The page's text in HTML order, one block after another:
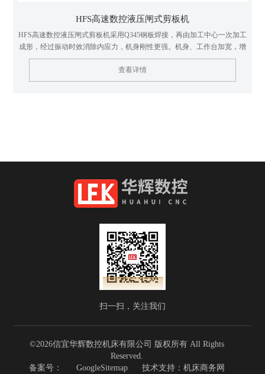
HFS高速数控液压闸式剪板机
HFS高速数控液压闸式剪板机采⽤Q345钢板焊接，再由加⼯中⼼⼀次加⼯
成形，经过振动时效消除内应⼒，机⾝刚性更强。机⾝、⼯作台加宽，增
加⼏何三⻆⼒量，稳定性增强。采⽤⾼强度弹簧压料缸，耐⽤性和压料稳
定性增加。
查看详情
扫一扫，关注我们
©2026信宜华辉数控机床有限公司 版权所有 All Rights
Reserved.
备案号：
GoogleSitemap 技术支持： 机床商务网